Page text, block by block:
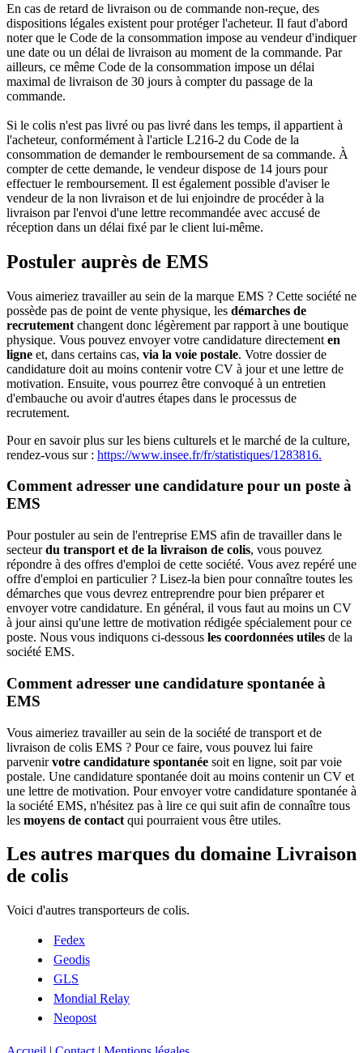
En cas de retard de livraison ou de commande non-reçue, des
dispositions légales existent pour protéger l'acheteur. Il faut d'abord
noter que le Code de la consommation impose au vendeur d'indiquer
une date ou un délai de livraison au moment de la commande. Par
ailleurs, ce même Code de la consommation impose un délai
maximal de livraison de 30 jours à compter du passage de la
commande.
Si le colis n'est pas livré ou pas livré dans les temps, il appartient à
l'acheteur, conformément à l'article L216-2 du Code de la
consommation de demander le remboursement de sa commande. À
compter de cette demande, le vendeur dispose de 14 jours pour
effectuer le remboursement. Il est également possible d'aviser le
vendeur de la non livraison et de lui enjoindre de procéder à la
livraison par l'envoi d'une lettre recommandée avec accusé de
réception dans un délai fixé par le client lui-même.
Postuler auprès de EMS
Vous aimeriez travailler au sein de la marque EMS ? Cette société ne
possède pas de point de vente physique, les démarches de
recrutement changent donc légèrement par rapport à une boutique
physique. Vous pouvez envoyer votre candidature directement en
ligne et, dans certains cas, via la voie postale. Votre dossier de
candidature doit au moins contenir votre CV à jour et une lettre de
motivation. Ensuite, vous pourrez être convoqué à un entretien
d'embauche ou avoir d'autres étapes dans le processus de
recrutement.
Pour en savoir plus sur les biens culturels et le marché de la culture,
rendez-vous sur : https://www.insee.fr/fr/statistiques/1283816.
Comment adresser une candidature pour un poste à
EMS
Pour postuler au sein de l'entreprise EMS afin de travailler dans le
secteurdu transport et de la livraison de colis, vous pouvez
répondre à des offres d'emploi de cette société. Vous avez repéré une
offre d'emploi en particulier ? Lisez-la bien pour connaître toutes les
démarches que vous devrez entreprendre pour bien préparer et
envoyer votre candidature. En général, il vous faut au moins un CV
à jour ainsi qu'une lettre de motivation rédigée spécialement pour ce
poste. Nous vous indiquons ci-dessous les coordonnées utiles de la
société EMS.
Comment adresser une candidature spontanée à
EMS
Vous aimeriez travailler au sein de la société de transport et de
livraison de colis EMS ? Pour ce faire, vous pouvez lui faire
parvenirvotre candidature spontanée soit en ligne, soit par voie
postale. Une candidature spontanée doit au moins contenir un CV et
une lettre de motivation. Pour envoyer votre candidature spontanée à
la société EMS, n'hésitez pas à lire ce qui suit afin de connaître tous
les moyens de contact qui pourraient vous être utiles.
Les autres marques du domaine Livraison
de colis
Voici d'autres transporteurs de colis.
Fedex
Geodis
GLS
Mondial Relay
Neopost